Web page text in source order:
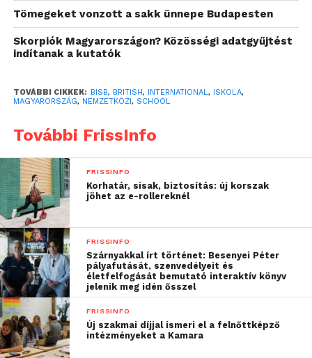
iránt páratlan eredményeket biztosít, amelyek révén
diákjai világszerte az általuk elsőként választott
egyetemekre jutnak be.
fontosságú. Az oktatási intézmény egyike azon
kevés brit nemzetközi iskoláknak Budapesten,
National Curriculum) egészen a Nemzetközi
Érettségi Bizonyítvány Programig (International
Baccalaureate Diploma Programme, IBDP) kínál
átfogó tanulmányi utat. Ez lehetővé teszi, hogy a
diákok élvezzék a brit oktatás kiemelkedő
színvonalának előnyeit, miközben egyedülálló
tanulási lehetőségekhez jutnak hozzá. Az UNICEF-
fel, az MIT-vel, a New York-i Juilliard School-lal és az
IMG Academy-vel való együttműködések teljes
körűen támogatják a fejlődésüket. A BISB mindenre
kiterjedő tanulási módszertana nemcsak a tudást
adja át, hanem fejlődést elősegítő teret is kínál, ahol a
diákok szárnyalhatnak, és kivételes eredményeket
Tömegeket vonzott a sakk ünnepe Budapesten
Skorpiók Magyarországon? Közösségi adatgyűjtést
indítanak a kutatók
TOVÁBBI CIKKEK: BISB, BRITISH, INTERNATIONAL, ISKOLA,
MAGYARORSZÁG, NEMZETKÖZI, SCHOOL
További FrissInfo
FRISSINFO
Korhatár, sisak, biztosítás: új korszak
jöhet az e-rollereknél
FRISSINFO
Szárnyakkal írt történet: Besenyei Péter
pályafutását, szenvedélyeit és
életfelfogását bemutató interaktív könyv
jelenik meg idén ősszel
FRISSINFO
Új szakmai díjjal ismeri el a felnőttképző
intézményeket a Kamara